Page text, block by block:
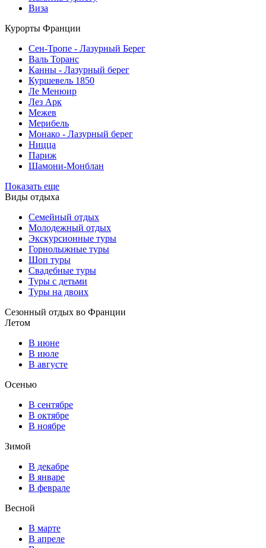
Виза
Курорты Франции
Cен-Тропе - Лазурный Берег
Валь Торанс
Канны - Лазурный берег
Куршевель 1850
Ле Менюир
Лез Арк
Межев
Мерибель
Монако - Лазурный берег
Ницца
Париж
Шамони-Монблан
Показать еще
Виды отдыха
Семейный отдых
Молодежный отдых
Экскурсионные туры
Горнолыжные туры
Шоп туры
Свадебные туры
Туры с детьми
Туры на двоих
Сезонный отдых во Франции
Летом
В июне
В июле
В августе
Осенью
В сентябре
В октябре
В ноябре
Зимой
В декабре
В январе
В феврале
Весной
В марте
В апреле